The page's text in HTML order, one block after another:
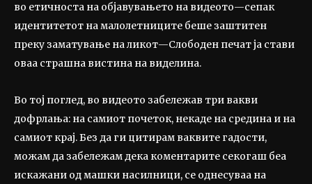
во етичноста на објавувањето на видеото—сепак
идентитетот на малолетниците беше заштитен
преку заматување на ликот—Слободен печат ја стави
оваа страшна вистина на виделина.
Во тој поглед, во видеото забележав три вакви
дофрлања: на самиот почеток, некаде на средина и на
самиот крај. Без да ги цитирам ваквите гадости,
можам да забележам дека коментарите секогаш беа
искажани од машки насилници, се однесуваа на